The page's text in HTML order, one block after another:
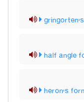
half angle
heron's